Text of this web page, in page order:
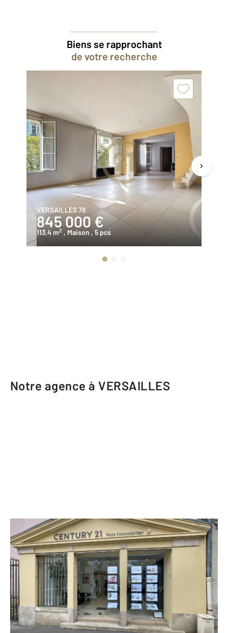
Biens se rapprochant
de votre recherche
VERSAILLES 78
845 000 €
113,4 m2 , Maison , 5 pcs
Notre agence à VERSAILLES
CENTURY 21 Fels Immobilier
8 rue de Montreuil
VERSAILLES - 78000
Envoyer un message
Téléphoner à l'agence